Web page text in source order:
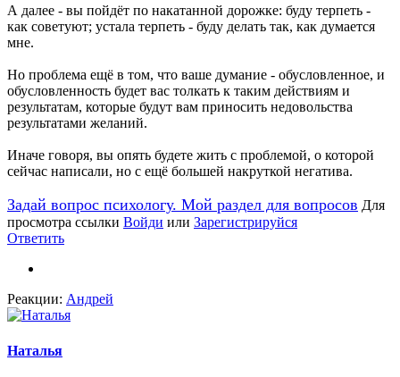
А далее - вы пойдёт по накатанной дорожке: буду терпеть -
как советуют; устала терпеть - буду делать так, как думается
мне.
Но проблема ещё в том, что ваше думание - обусловленное, и
обусловленность будет вас толкать к таким действиям и
результатам, которые будут вам приносить недовольства
результатами желаний.
Иначе говоря, вы опять будете жить с проблемой, о которой
сейчас написали, но с ещё большей накруткой негатива.
Задай вопрос психологу. Мой раздел для вопросов Для
просмотра ссылки Войди или Зарегистрируйся
Ответить
Реакции: Андрей
Наталья